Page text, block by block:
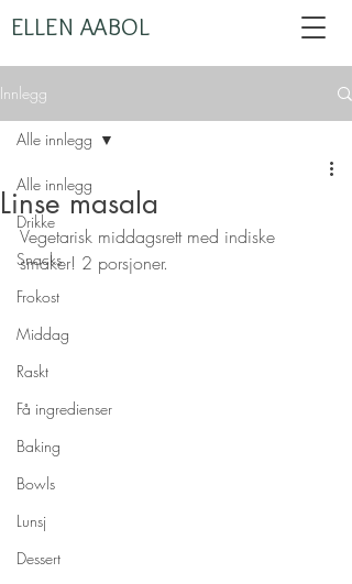
ELLEN AABOL
Innlegg
Alle innlegg
Drikke
Snacks
Frokost
Middag
Raskt
Få ingredienser
Baking
Bowls
Lunsj
Dessert
Alle innlegg
Linse masala
Vegetarisk middagsrett med indiske
smaker! 2 porsjoner.